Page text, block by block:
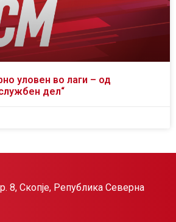
уловен во лаги – од
дел“
8, Скопје, Република Северна